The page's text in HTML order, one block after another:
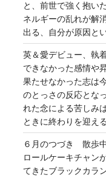
と、前世で強く抱い
ネルギーの乱れが解
出る、自分が原因と
英＆愛デビュー、執
できなかった感情や
果たせなかった志は
のとっさの反応とな
れた念による苦しみ
ときに終わりを迎える
６月のつづき 散歩
ロールケーキチャン
てきたブラックカラ